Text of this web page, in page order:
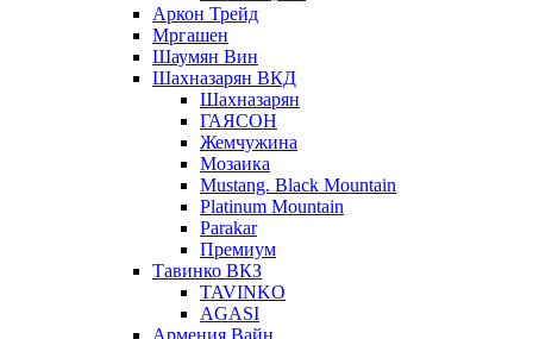
Аркон Трейд
Мргашен
Шаумян Вин
Шахназарян ВКД
Шахназарян
ГАЯСОН
Жемчужина
Мозаика
Mustang. Black Mountain
Platinum Mountain
Parakar
Премиум
Тавинко ВКЗ
TAVINKO
AGASI
Армения Вайн